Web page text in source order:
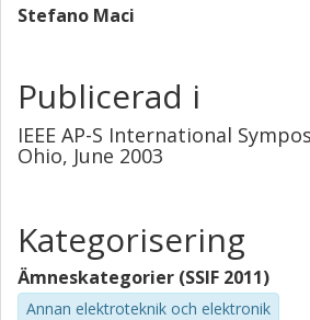
Stefano Maci
Publicerad i
IEEE AP-S International
Ohio, June 2003
Kategorisering
Ämneskategorier (SSIF 2011)
Annan elektroteknik och elektronik